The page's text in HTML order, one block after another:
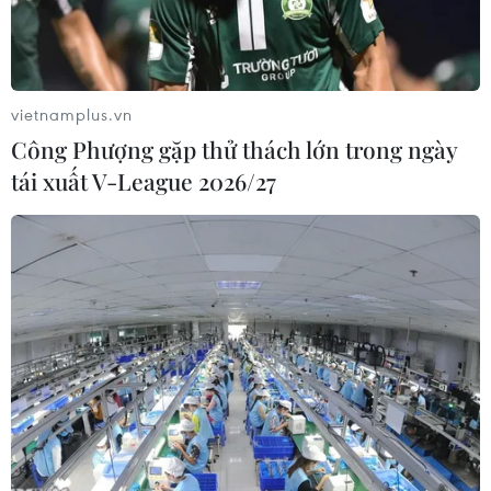
Một trạm xăng tại Marseille, miền nam nước Pháp. (Ảnh:
AFP/TTXVN)
Báo Arab News của Saudi Arabia ngày 10/8 dẫn
báo cáo hằng tháng mới nhất của Tổ chức Các
nước Xuất khẩu Dầu mỏ (OPEC) nhận định thị
vietnamplus.vn
Công Phượng gặp thử thách lớn trong ngày
tái xuất V-League 2026/27